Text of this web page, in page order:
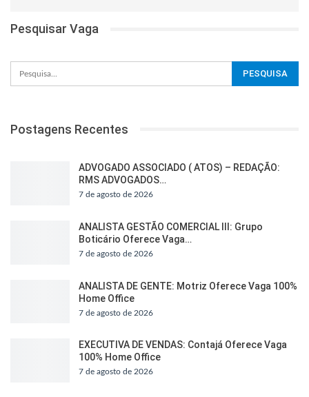
Pesquisar Vaga
Postagens Recentes
ADVOGADO ASSOCIADO ( ATOS) – REDAÇÃO:
RMS ADVOGADOS…
7 de agosto de 2026
ANALISTA GESTÃO COMERCIAL III: Grupo
Boticário Oferece Vaga…
7 de agosto de 2026
ANALISTA DE GENTE: Motriz Oferece Vaga 100%
Home Office
7 de agosto de 2026
EXECUTIVA DE VENDAS: Contajá Oferece Vaga
100% Home Office
7 de agosto de 2026